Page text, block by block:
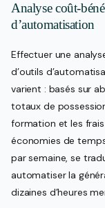
Analyse coût-
d’automatisation
Effectuer une
d’outils
varient : basés sur
totaux de
formation et les
économies de
par semaine, se
automatiser la
dizaines d’heures